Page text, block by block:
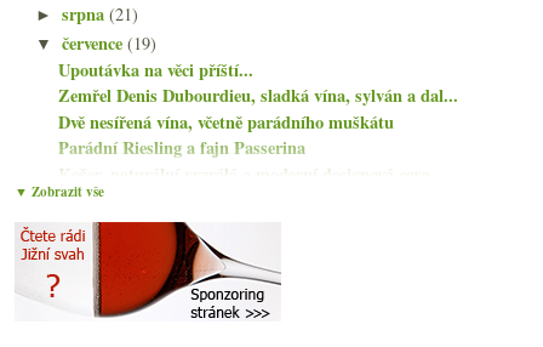
►srpna(21)
▼července(19)
Upoutávka na věci příští...
Zemřel Denis Dubourdieu, sladká vína, sylván a dal...
Dvě nesířená vína, včetně parádního muškátu
Parádní Riesling a fajn Passerina
Košer, naturální vyzrálá a moderní designová cava
Vertikála tramínů od Osičky
Taittinger prezidentem, autentické festivaly, ukra...
Večírek s Chardonnay
Dva ročníky burgundy od Didiera Montchoveta
Naturální Bikavér a biodynamická Cava
▼ Zobrazit vše